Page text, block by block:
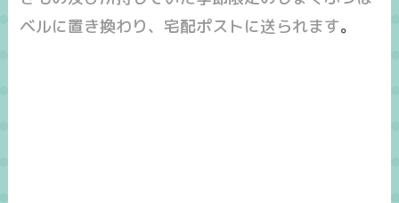
ベルに置き換わり、宅配ポストに送られます。